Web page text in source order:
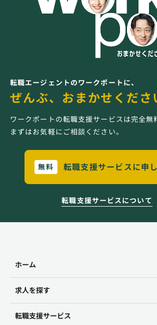
転職エージェントのワークポートに、
ぜんぶ、おまかせくださ
ワークポートの転職支援サービスは完全無
まずはお気軽にご相談ください。
無料 転職支援サービスに申
転職支援サービスについて
ホーム
求人を探す
転職支援サービス